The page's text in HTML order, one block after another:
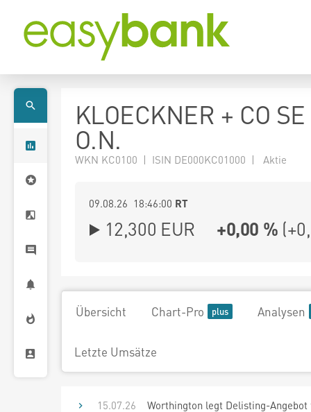
KLOECKNER + CO
O.N.
WKN KC0100 | ISIN DE000KC01000 | Aktie
09.08.26 18:46:00 RT
12,300 EUR +0,00 % (
Übersicht Chart-Pro Analysen
Letzte Umsätze
15.07.26
Worthington legt Delisting-